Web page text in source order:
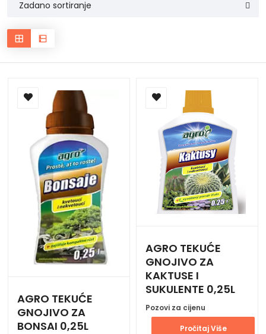
AGRO TEKUĆE
GNOJIVO ZA
BONSAI 0,25L
AGRO TEKUĆE
GNOJIVO ZA
KAKTUSE I
SUKULENTE 0,25L
Pozovi za cijenu
Pročitaj Više